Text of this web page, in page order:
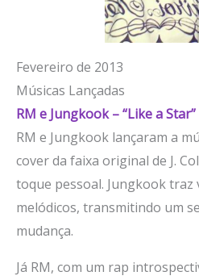
Fevereiro de 2013
Músicas Lançadas
RM e Jungkook – “Like a Star”
RM e Jungkook lançaram a
cover da faixa original de J.
toque pessoal. Jungkook traz
melódicos, transmitindo um
mudança.
Já RM, com um rap